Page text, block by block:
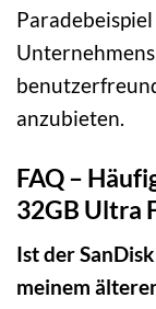
anzubieten.
FAQ –
32GB Ultra
Ist der
meinem